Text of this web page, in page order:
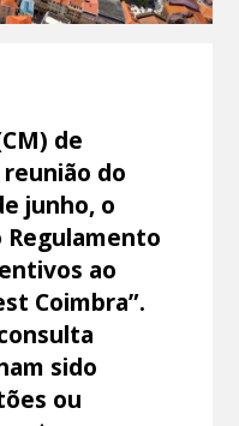
de
do
junho, o
ao
Coimbra”.
sido
ou